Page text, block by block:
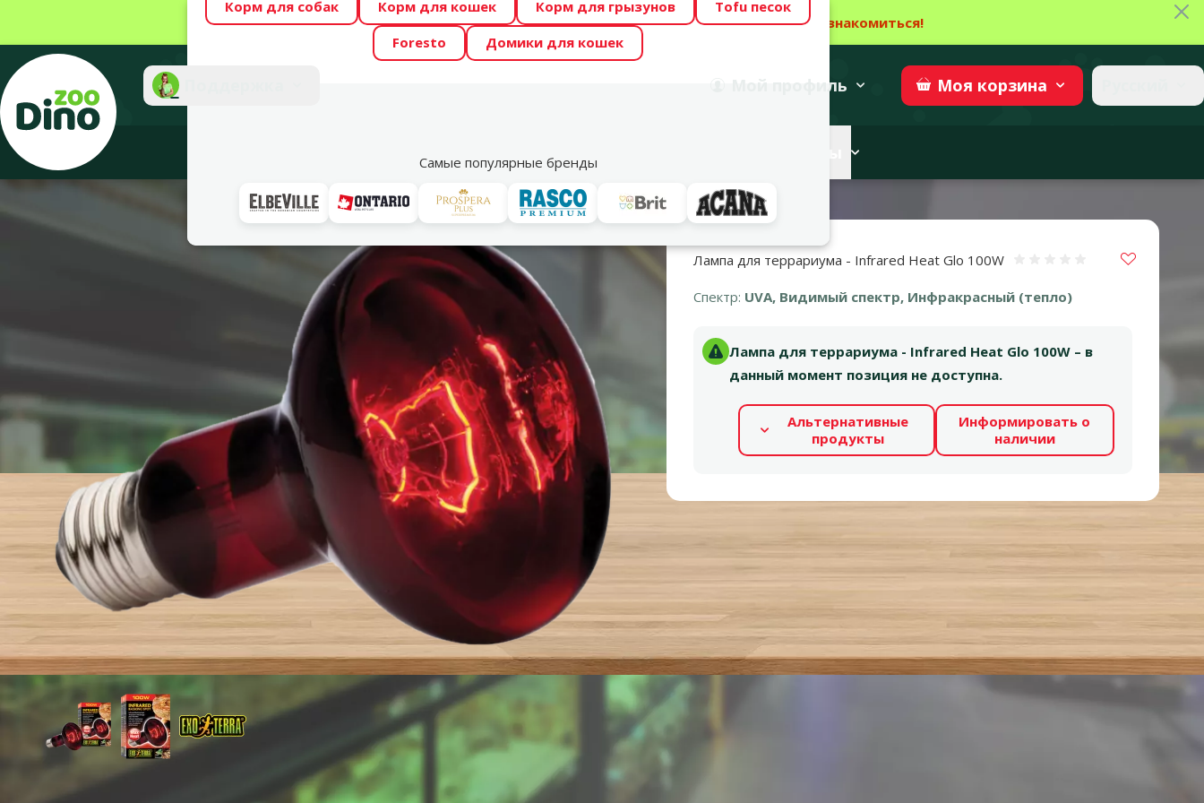
Весь месяц Dino Zoo предлагает отличные цены на ТОП-овые корма! 🍖 → Ознакомиться!
Фотоконкурс “GADA ŪSAIŅI”! Возможно Твой питомец станет звездой 2027 Участвовать
профиль Моя корзина
Корм для собак Корм для кошек Корм для грызунов
Tofu песок
Foresto
Домики для кошек
Самые популярные бренды
Акции
Лампа для террариума - Infrared Heat Glo 100W
Оценка 0%
Спектр: UVA, Видимый спектр, Инфракрасный (тепло)
Лампа для террариума - Infrared Heat Glo 100W – в
данный момент позиция не доступна.
Альтернативные
продукты
Информировать о
наличии
Альтернативные продукты